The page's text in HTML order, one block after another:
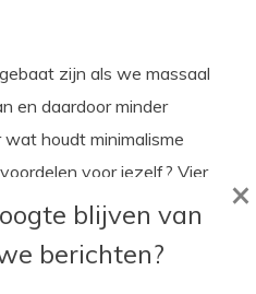
zijn als we massaal
en daardoor minder
wat houdt minimalisme
voor jezelf? Vier
(ont)spullen.blijven van
berichten?
×